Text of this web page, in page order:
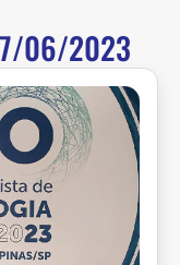
06/2023